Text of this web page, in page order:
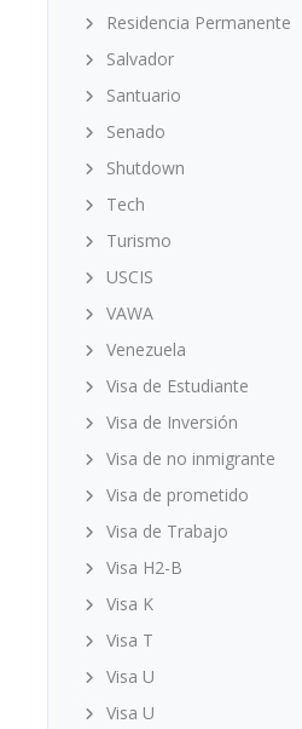
Residencia Permanente
Salvador
Santuario
Senado
Shutdown
Tech
Turismo
USCIS
VAWA
Venezuela
Visa de Estudiante
Visa de Inversión
Visa de no inmigrante
Visa de prometido
Visa de Trabajo
Visa H2-B
Visa K
Visa T
Visa U
Visa U